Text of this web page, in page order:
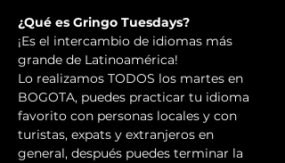
¿Qué es Gringo Tuesdays?
¡Es el intercambio de idiomas más
grande de Latinoamérica!
Lo realizamos TODOS los martes en
BOGOTA, puedes practicar tu idioma
favorito con personas locales y con
turistas, expats y extranjeros en
general, después puedes terminar la